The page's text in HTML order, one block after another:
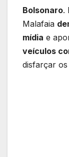
Bolsonaro.
Malafaia
mídia e
veículos
disfarçar